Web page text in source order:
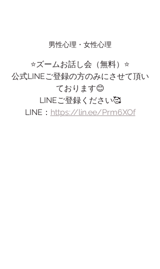
男性心理・女性心理
⭐️ズームお話し会（無料）⭐️
公式LINEご登録の方のみにさせて頂い
ております😊
LINEご登録ください🥰
LINE： https://lin.ee/Prm6XOf